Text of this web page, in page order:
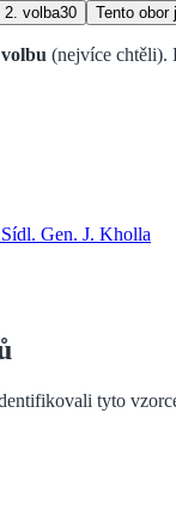
2. volba30 Tento obor
(nejvíce chtěli).
Gen. J. Kholla
tyto